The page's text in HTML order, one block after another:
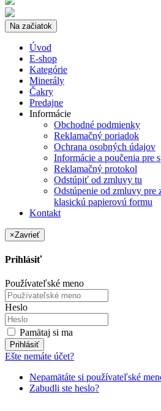
Na začiatok
Úvod
E-shop
Kategórie
Minerály
Čakry
Predajne
Informácie
Obchodné podmienky
Reklamačný poriadok
Ochrana osobných údajov
Informácie a poučenia pre
Reklamačný protokol
Odstúpiť od zmluvy tu
Odstúpenie od zmluvy pre
klasickú papierovú formu
Kontakt
×Zavrieť
Prihlásiť
Používateľské meno
Heslo
Pamätaj si ma
Prihlásiť
Ešte nemáte účet?
Nepamätáte si používateľské
Zabudli ste heslo?